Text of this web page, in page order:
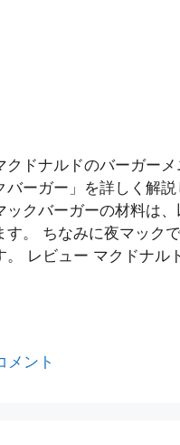
クドナルドのバーガーメ
バーガー」を詳しく解
ックバーガーの材料は
す。 ちなみに夜マック
。 レビュー マクドナル
メント